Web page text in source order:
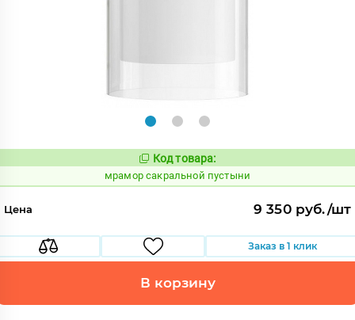
Код:
1072575
Код товара:
мрамор сакральной пустыни
Цена 9 350 руб./шт
Заказ в 1 клик
В корзину